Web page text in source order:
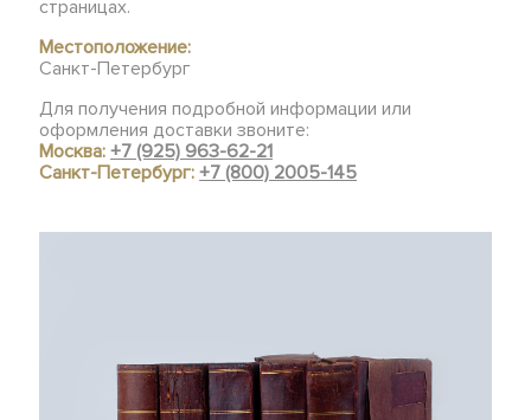
страницах.
Местоположение:
Санкт-Петербург
Для получения подробной информации или
оформления доставки звоните:
Москва:+7 (925) 963-62-21
Санкт-Петербург:+7 (800) 2005-145